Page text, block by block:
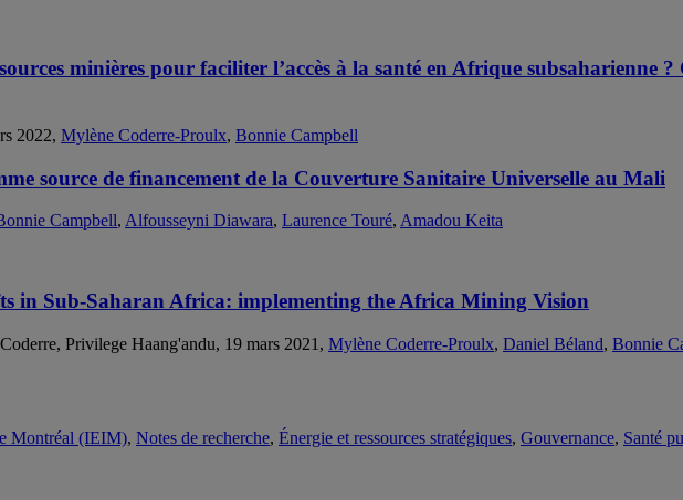
minières pour faciliter l’accès à la santé en Afrique subsaharienne
2022, Mylène Coderre-Proulx, Bonnie Campbell
source de financement de la Couverture Sanitaire Universelle au Mali
Campbell, Alfousseyni Diawara, Laurence Touré, Amadou Keita
in Sub-Saharan Africa: implementing the Africa Mining Vision
Privilege Haang'andu, 19 mars 2021, Mylène Coderre-Proulx, Daniel Béland, Bonnie
Montréal (IEIM), Notes de recherche, Énergie et ressources stratégiques, Gouvernance, Santé